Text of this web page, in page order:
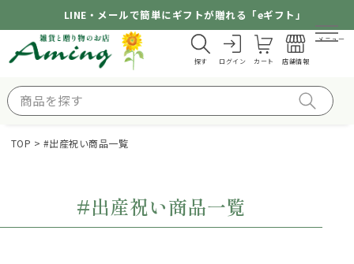
LINE・メールで簡単にギフトが贈れる「eギフト」
探す ログイン カート 店舗情報
メニュー
TOP #出産祝い商品一覧
#出産祝い商品一覧